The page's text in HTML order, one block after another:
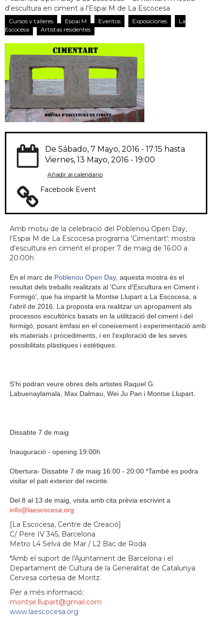
d'escultura en ciment a l'Espai M de La Escocesa
Cursos y talleres Espai M Eventos Exposiciones
La
Escocesa
Artistas residentes
De Sábado, 7 Mayo, 2016 - 17:15 hasta
Viernes, 13 Mayo, 2016 - 19:00
Añadir al calendario
Facebook Event
Amb motiu de la celebració del Poblenou Open Day,
l'Espai M de La Escocesa programa 'Cimentart': mostra
d'escultura en ciment el proper 7 de maig de 16:00 a
20:00h
En el marc de Poblenou Open Day, aquesta mostra és el
resultat dels treballs realitzats al 'Curs d'Escultura en Ciment i
Formigó', que ha impartit la Montse Llupart a La Escocesa, a
l'abril de 2016. La proposta era realitzar un apropament als
processos escultòrics basats en la utilització del ciment i del
formigó, posant èmfasi en el coneixement i experimentació amb
els materials i procediments, i en l'exploració de les seves
possibilitats plàstiques i estètiques.
S'hi podran veure obres dels artistes Raquel G.
Labuenaylamala, Max Dalmau, Wei Ju Pan i Montse Llupart.
Dissabte 7 de maig
Inauguració - opening 19:00h
Obertura- Dissabte 7 de maig 16:00 - 20:00 *També es podra
visitar el pati exterior del recinte.
Del 8 al 13 de maig, visita amb cita prèvia escrivint a
info@laescocesa.org
[La Escocesa, Centre de Creació]
C/ Pere IV 345, Barcelona
Metro L4 Selva de Mar / L2 Bac de Roda
*Amb el suport de l'Ajuntament de Barcelona i el
Departament de Cultura de la Generalitat de Catalunya.
Cervesa cortesia de Moritz.
Per a més informació:
montse.llupart@gmail.com
www.laescocesa.org